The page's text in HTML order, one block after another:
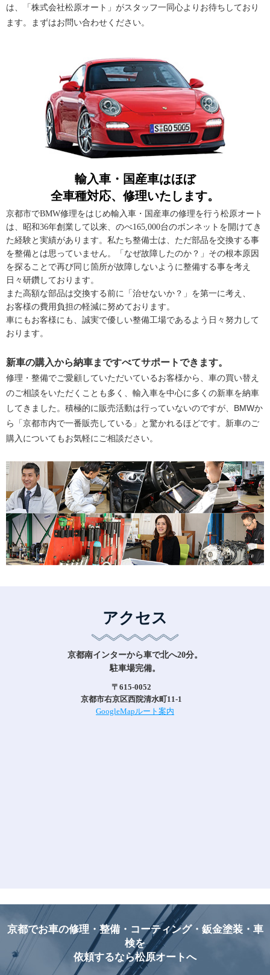
は、「株式会社松原オート」がスタッフ一同心よりお待ちしており
ます。まずはお問い合わせください。
輸入車・国産車はほぼ
全車種対応、修理いたします。
京都市でBMW修理をはじめ輸入車・国産車の修理を行う松原オート
は、昭和36年創業して以来、のべ165,000台のボンネットを開けてき
た経験と実績があります。私たち整備士は、ただ部品を交換する事
を整備とは思っていません。「なぜ故障したのか？」その根本原因
を探ることで再び同じ箇所が故障しないように整備する事を考え
日々研鑽しております。
また高額な部品は交換する前に「治せないか？」を第一に考え、
お客様の費用負担の軽減に努めております。
車にもお客様にも、誠実で優しい整備工場であるよう日々努力して
おります。
新車の購入から納車まですべてサポートできます。
修理・整備でご愛顧していただいているお客様から、車の買い替え
のご相談をいただくことも多く、輸入車を中心に多くの新車を納車
してきました。積極的に販売活動は行っていないのですが、BMWか
ら「京都市内で一番販売している」と驚かれるほどです。新車のご
購入についてもお気軽にご相談ださい。
アクセス
京都南インターから車で北へ20分。
駐車場完備。
〒615-0052
京都市右京区西院清水町11-1
GoogleMapルート案内
京都でお車の修理・整備・コーティング・鈑金塗装・車
検を
依頼するなら松原オートへ